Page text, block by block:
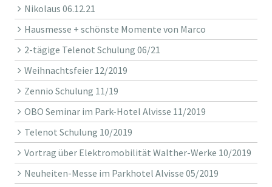
Nikolaus 06.12.21
Hausmesse + schönste Momente von Marco
2-tägige Telenot Schulung 06/21
Weihnachtsfeier 12/2019
Zennio Schulung 11/19
OBO Seminar im Park-Hotel Alvisse 11/2019
Telenot Schulung 10/2019
Vortrag über Elektromobilität Walther-Werke 10/2019
Neuheiten-Messe im Parkhotel Alvisse 05/2019